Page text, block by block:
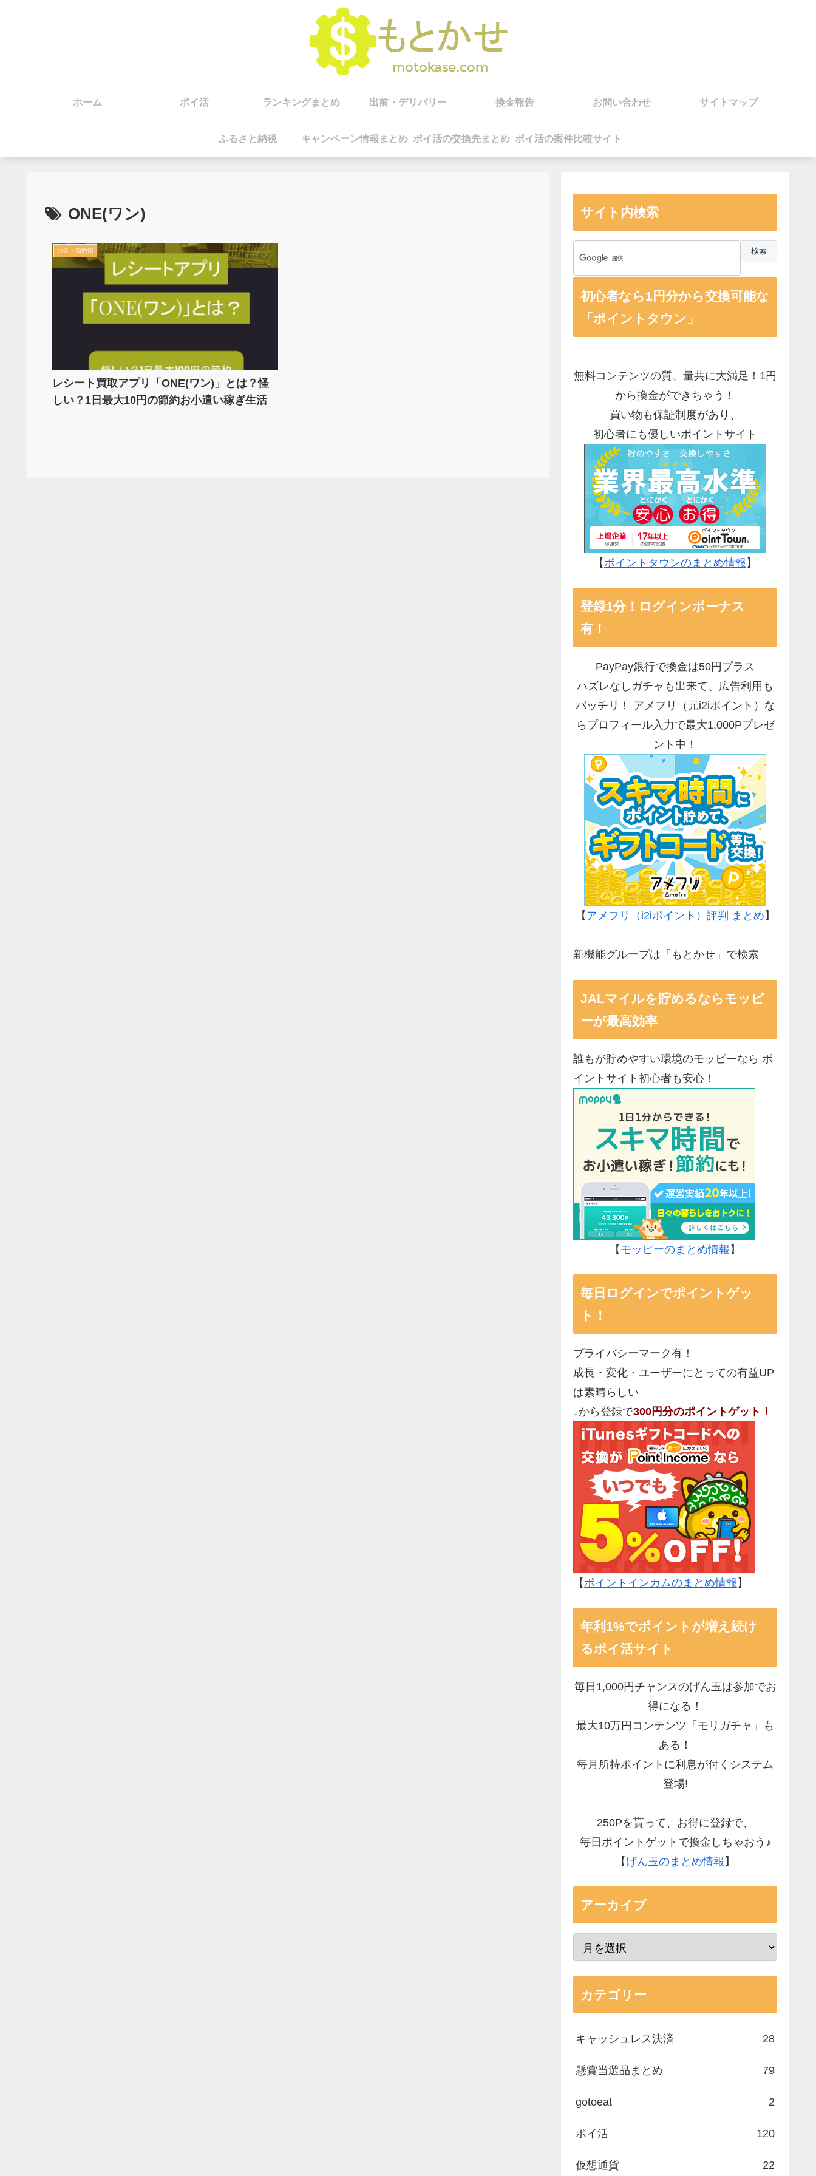
ホーム ポイ活 ランキングまとめ 出前・デリバリー 換金報告 お問い合わせ サイトマップ
ふるさと納税 キャンペーン情報まとめ ポイ活の交換先まとめ ポイ活の案件比較サイト
ONE(ワン)
お金・節約術
レシート買取アプリ「ONE(ワン)」とは？怪
しい？1日最大10円の節約お小遣い稼ぎ生活
サイト内検索
初心者なら1円分から交換可能な
「ポイントタウン」
無料コンテンツの質、量共に大満足！1円
から換金ができちゃう！
買い物も保証制度があり、
初心者にも優しいポイントサイト
【ポイントタウンのまとめ情報 】
登録1分！ログインボーナス
有！
PayPay銀行で換金は50円プラス
ハズレなしガチャも出来て、広告利用も
バッチリ！ アメフリ（元i2iポイント）な
らプロフィール入力で最大1,000Pプレゼ
ント中！
【 アメフリ（i2iポイント）評判 まとめ 】
新機能グループは「もとかせ」で検索
JALマイルを貯めるならモッピ
ーが最高効率
誰もが貯めやすい環境のモッピーなら ポ
イントサイト初心者も安心！
【 モッピーのまとめ情報 】
毎日ログインでポイントゲッ
ト！
プライバシーマーク有！
成長・変化・ユーザーにとっての有益UP
は素晴らしい
↓から登録で300円分のポイントゲット！
【 ポイントインカムのまとめ情報 】
年利1%でポイントが増え続け
るポイ活サイト
毎日1,000円チャンスのげん玉は参加でお
得になる！
最大10万円コンテンツ「モリガチャ」も
ある！
毎月所持ポイントに利息が付くシステム
登場!
250Pを貰って、お得に登録で、
毎日ポイントゲットで換金しちゃおう♪
【 げん玉のまとめ情報 】
アーカイブ
カテゴリー
キャッシュレス決済 28
懸賞当選品まとめ 79
gotoeat 2
ポイ活 120
仮想通貨 22